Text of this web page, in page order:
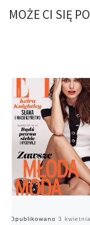
MOŻE CI SIĘ
Opublikowano 3